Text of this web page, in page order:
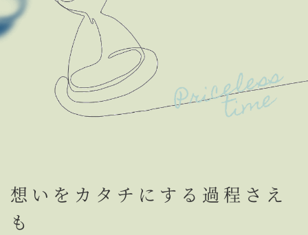
想いをカタチにする過程さえ
も